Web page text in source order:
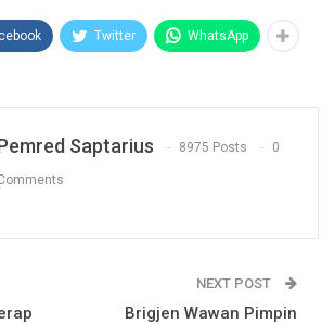
Twitter WhatsApp
Saptarius 8975 Posts 0
NEXT POST
Brigjen Wawan Pimpin